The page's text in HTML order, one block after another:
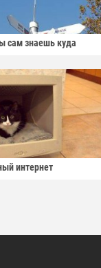
сам знаешь куда
интернет